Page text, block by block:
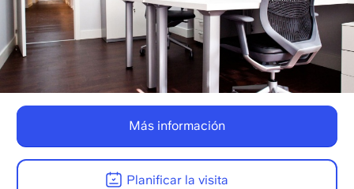
Más información
Planificar la visita